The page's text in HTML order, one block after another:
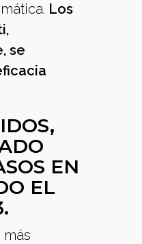
Los
se
EN
EL
más